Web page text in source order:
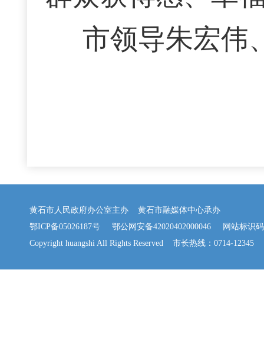
市领导朱宏伟
黄石市人民政府办公室主办 黄石市融媒体中心承办
鄂ICP备05026187号
鄂公网安备42020402000046 网站标识码
Copyright huangshi All Rights Reserved 市长热线：0714-12345